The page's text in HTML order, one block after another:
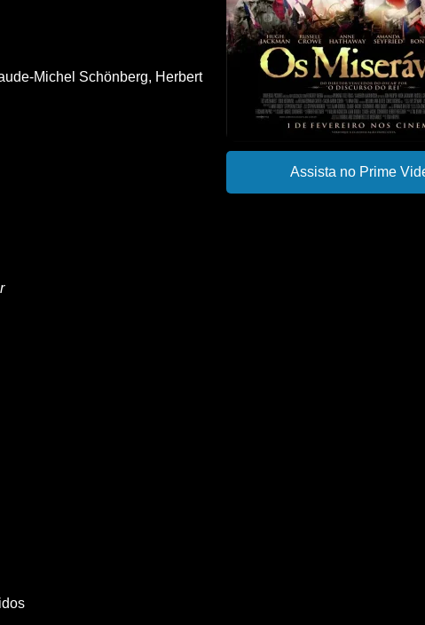
Michel Schönberg, Herbert
Assista no Prime